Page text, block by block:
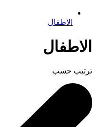
الاطفال
الاطفال
ترتيب حسب